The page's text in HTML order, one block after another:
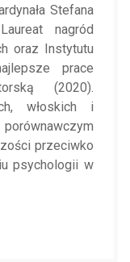
Stefana
nagród
oraz Instytutu
prace
(2020).
włoskich i
przeciwko
psychologii w